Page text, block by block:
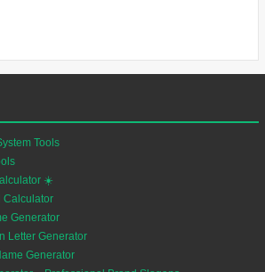
Tools
☀️
Calculator
Generator
Letter Generator
Generator